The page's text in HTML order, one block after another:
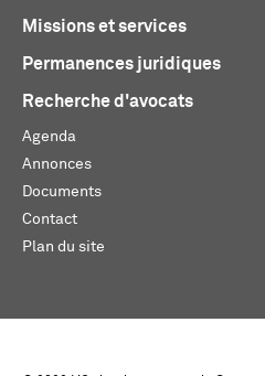
Missions et services
Permanences juridiques
Recherche d'avocats
Agenda
Annonces
Documents
Contact
Plan du site